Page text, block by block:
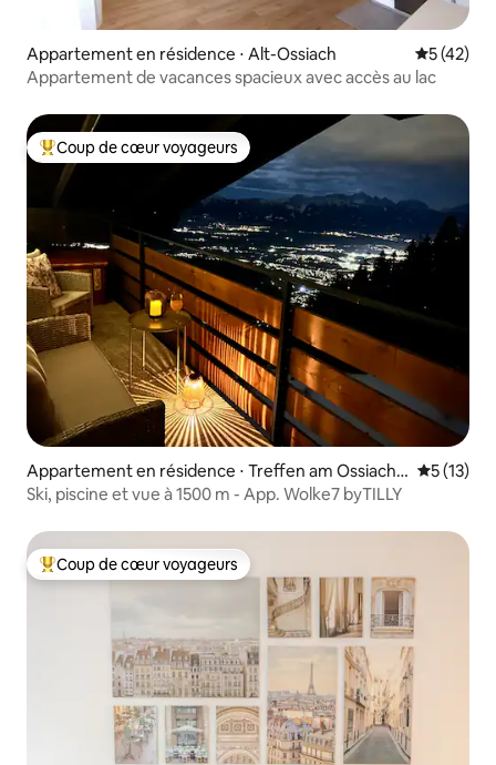
Appartement en résidence ⋅ Alt-Ossiach
5 (42)
Appartement de vacances spacieux avec accès au lac
Coups de cœur voyageurs les plus appréciés
Coup de cœur voyageurs
Appartement en résidence ⋅ Treffen am Ossiache
r See
5 (13)
Ski, piscine et vue à 1500 m - App. Wolke7 byTILLY
Coups de cœur voyageurs les plus appréciés
Coup de cœur voyageurs